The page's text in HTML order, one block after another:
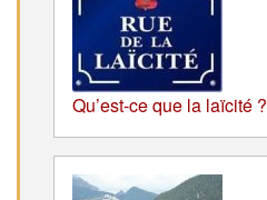
Qu’est-ce que la laïcité ?